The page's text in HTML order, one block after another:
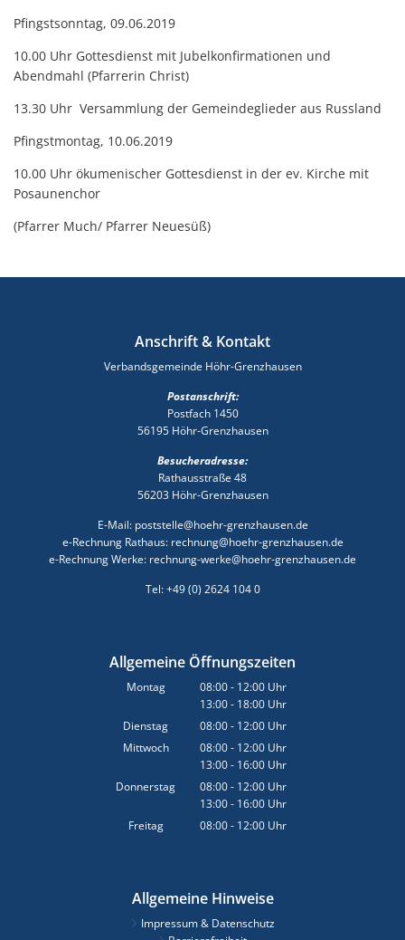
Pfingstsonntag, 09.06.2019
10.00 Uhr Gottesdienst mit Jubelkonfirmationen und
Abendmahl (Pfarrerin Christ)
13.30 Uhr Versammlung der Gemeindeglieder aus Russland
Pfingstmontag, 10.06.2019
10.00 Uhr ökumenischer Gottesdienst in der ev. Kirche mit
Posaunenchor
(Pfarrer Much/ Pfarrer Neuesüß)
Anschrift & Kontakt
Verbandsgemeinde Höhr-Grenzhausen
Postanschrift:
Postfach 1450
56195 Höhr-Grenzhausen
Besucheradresse:
Rathausstraße 48
56203 Höhr-Grenzhausen
E-Mail: poststelle@hoehr-grenzhausen.de
e-Rechnung Rathaus: rechnung@hoehr-grenzhausen.de
e-Rechnung Werke: rechnung-werke@hoehr-grenzhausen.de
Tel: +49 (0) 2624 104 0
Allgemeine Öffnungszeiten
Montag 08:00- 12:00 Uhr
Von 08:00 bis 12:00 Uhr
13:00- 18:00 Uhr
Von 13:00 bis 18:00 Uhr
Dienstag 08:00- 12:00 Uhr
Von 08:00 bis 12:00 Uhr
Mittwoch 08:00- 12:00 Uhr
Von 08:00 bis 12:00 Uhr
13:00- 16:00 Uhr
Von 13:00 bis 16:00 Uhr
Donnerstag 08:00- 12:00 Uhr
Von 08:00 bis 12:00 Uhr
13:00- 16:00 Uhr
Von 13:00 bis 16:00 Uhr
Freitag 08:00- 12:00 Uhr
Allgemeine Hinweise
Impressum & Datenschutz